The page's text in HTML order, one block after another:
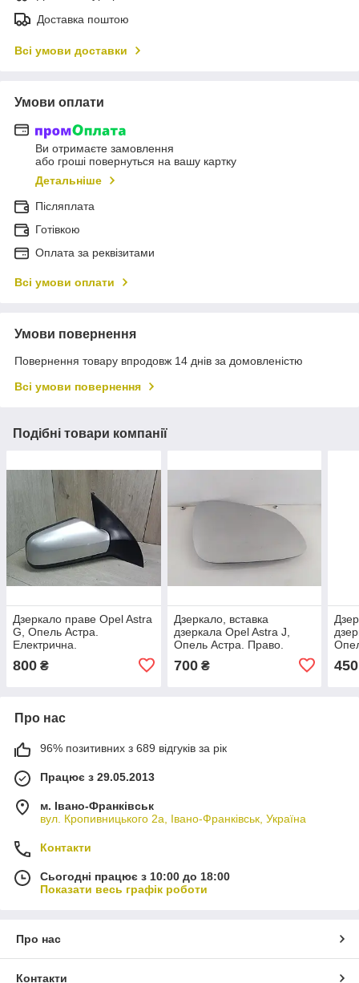
Доставка поштою
Всі умови доставки
Умови оплати
Ви отримаєте замовлення
або гроші повернуться на вашу картку
Детальніше
Післяплата
Готівкою
Оплата за реквізитами
Всі умови оплати
Умови повернення
Повернення товару впродовж 14 днів за домовленістю
Всі умови повернення
Подібні товари компанії
Дзеркало праве Opel Astra
G, Опель Астра.
Електрична.
800 ₴
Дзеркало, вставка
дзеркала Opel Astra J,
Опель Астра. Право.
700₴ 450
Про нас
96% позитивних з 689 відгуків за рік
Працює з 29.05.2013
м. Івано-Франківськ
вул. Кропивницького 2а, Івано-Франківськ, Україна
Контакти
Сьогодні працює з 10:00 до 18:00
Показати весь графік роботи
Про нас
Контакти